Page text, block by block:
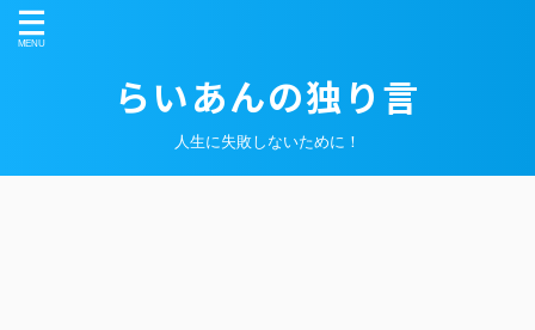
らいあんの独り言
人生に失敗しないために！